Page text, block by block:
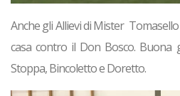
Anche gliAllievidi Mister
casa contro il Don Bosco.
Stoppa, Bincoletto e Doretto.